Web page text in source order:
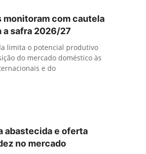
monitoram com cautela
a safra 2026/27
limita o potencial produtivo
do mercado doméstico às
e do
abastecida e oferta
no mercado